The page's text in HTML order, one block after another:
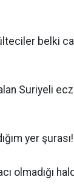
belki
Suriyeli
yer şurası!
olmadığı